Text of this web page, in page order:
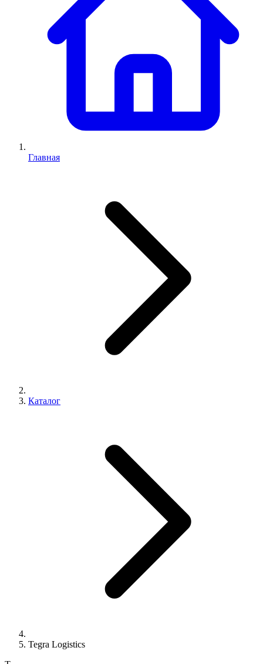
Главная
Каталог
Tegra Logistics